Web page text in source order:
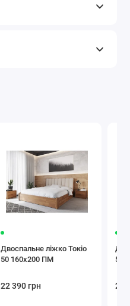
Двоспальне ліжко Токіо
50 160х200 ПМ
22 390 грн
50
23